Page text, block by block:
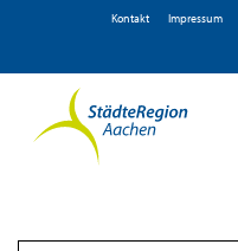
Zum Hauptinhalt springen
Zum Hauptinhalt
Kontakt Impressum